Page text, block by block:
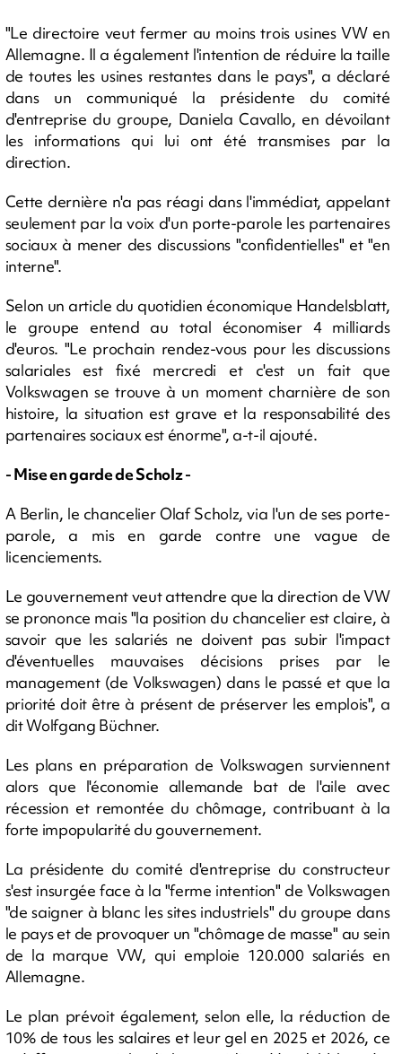
"Le directoire veut fermer au moins trois usines VW en
Allemagne. Il a également l'intention de réduire la taille
de toutes les usines restantes dans le pays", a déclaré
dans un communiqué la présidente du comité
d'entreprise du groupe, Daniela Cavallo, en dévoilant
les informations qui lui ont été transmises par la
direction.
Cette dernière n'a pas réagi dans l'immédiat, appelant
seulement par la voix d'un porte-parole les partenaires
sociaux à mener des discussions "confidentielles" et "en
interne".
Selon un article du quotidien économique Handelsblatt,
le groupe entend au total économiser 4 milliards
d'euros. "Le prochain rendez-vous pour les discussions
salariales est fixé mercredi et c'est un fait que
Volkswagen se trouve à un moment charnière de son
histoire, la situation est grave et la responsabilité des
partenaires sociaux est énorme", a-t-il ajouté.
- Mise en garde de Scholz -
A Berlin, le chancelier Olaf Scholz, via l'un de ses porte-
parole, a mis en garde contre une vague de
licenciements.
Le gouvernement veut attendre que la direction de VW
se prononce mais "la position du chancelier est claire, à
savoir que les salariés ne doivent pas subir l'impact
d'éventuelles mauvaises décisions prises par le
management (de Volkswagen) dans le passé et que la
priorité doit être à présent de préserver les emplois", a
dit Wolfgang Büchner.
Les plans en préparation de Volkswagen surviennent
alors que l'économie allemande bat de l'aile avec
récession et remontée du chômage, contribuant à la
forte impopularité du gouvernement.
La présidente du comité d'entreprise du constructeur
s'est insurgée face à la "ferme intention" de Volkswagen
"de saigner à blanc les sites industriels" du groupe dans
le pays et de provoquer un "chômage de masse" au sein
de la marque VW, qui emploie 120.000 salariés en
Allemagne.
Le plan prévoit également, selon elle, la réduction de
10% de tous les salaires et leur gel en 2025 et 2026, ce